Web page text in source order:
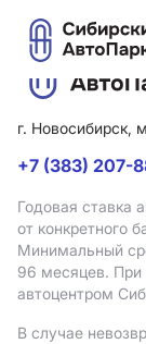
г. Новосибирск,
+7 (383) 207-
Годовая ставка
от конкретного
Минимальный
96 месяцев.
автоцентром
В случае